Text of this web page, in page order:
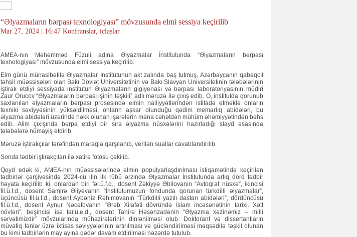
“Əlyazmaların bərpası texnologiyası” mövzusunda elmi sessiya keçirilib
Mar 27, 2024 | 16:47 Konfranslar, iclaslar
AMEA-nın Məhəmməd Füzuli adına Əlyazmalar İnstitutunda “Əlyazmaların bərpası
texnologiyası” mövzusunda elmi sessiya keçirilib.
Elm günü münasibətilə Əlyazmalar İnstitutunun akt zalında baş tutmuş, Azərbaycanın qabaqcıl
təhsil müəssisələri olan Bakı Dövlət Universitetinin və Bakı Slavyan Universitetinin tələbələrinin
iştirak etdiyi sessiyada institutun Əlyazmaların gigiyenası və bərpası laboratoriyasının müdiri
Zaur Orucov “Əlyazmaların bərpası işinin təşkili” adlı məruzə ilə çıxış edib. O, institutda qorunub
saxlanılan əlyazmaların bərpası prosesində elmin nailiyyətlərindən istifadə etməklə onların
texniki səviyyəsinin yüksəldilməsi, onların aşkar olunduğu qədim memarlıq abidələri, bu
əlyazma abidələri üzərində həkk olunan işarələrin məna cəhətdən mühüm əhəmiyyətindən bəhs
edib. Alim çıxışında bərpa etdiyi bir sıra əlyazma nüsxələrini hazırladığı slayd əsasında
tələbələrə nümayiş etdirib.
Məruzə iştirakçılar tərəfindən maraqla qarşılanıb, verilən suallar cavablandırılıb.
Sonda tədbir iştirakçıları ilə xatirə fotosu çəkilib.
Qeyd edək ki, AMEA-nın müəssisələrində elmin populyarlaşdırılması istiqamətində keçirilən
tədbirlər çərçivəsində 2024-cü ilin ilk rübü ərzində Əlyazmalar İnstitutunda artıq dörd tədbir
həyata keçirilib ki, onlardan biri fəl.ü.f.d., dosent Zəkiyyə Əbilovanın “Avtoqraf nüsxə”, ikincisi
fil.ü.f.d., dosent Samirə Əliyevanın “İnstitutumuzun fondunda qorunan türkdilli əlyazmalar”,
üçüncüsü fil.ü.f.d., dosent Aybəniz Rəhimovanın “Türkdilli yazılı dastan abidələri”, dördüncüsü
fil.ü.f.d., dosent Aynur Nəcəfovanın “Ərəb Xilafəti dövründə İslam incəsənətinin tarixi. Xətt
növləri”, beşincisi isə tar.ü.e.d., dosent Tahirə Həsənzadənin “Əlyazma xəzinəmiz – milli
sərvətimizdir” mövzularında mühazirələrinin dinlənilməsi olub. Doktorant və dissertantların
müvafiq fənlər üzrə ixtisas səviyyələrinin artırılması və gücləndirilməsi məqsədilə təşkil olunan
bu kimi tədbirlərin may ayına qədər davam etdirilməsi nəzərdə tutulub.